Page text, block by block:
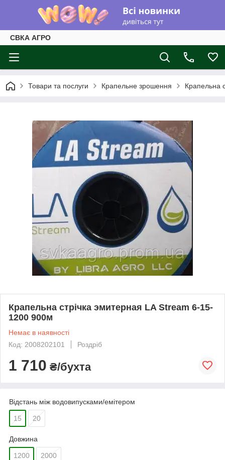
СВКА АГРО
Товари та послуги Крапельне зрошення Крапельна
Крапельна стрічка эмитерная LA Stream 6-15-
1200 900м
Немає в наявності
Код: 2008202101
Роздріб
1 710 ₴/бухта
Відстань між водовипусками/емітером
15 20
Довжина
1200 2000